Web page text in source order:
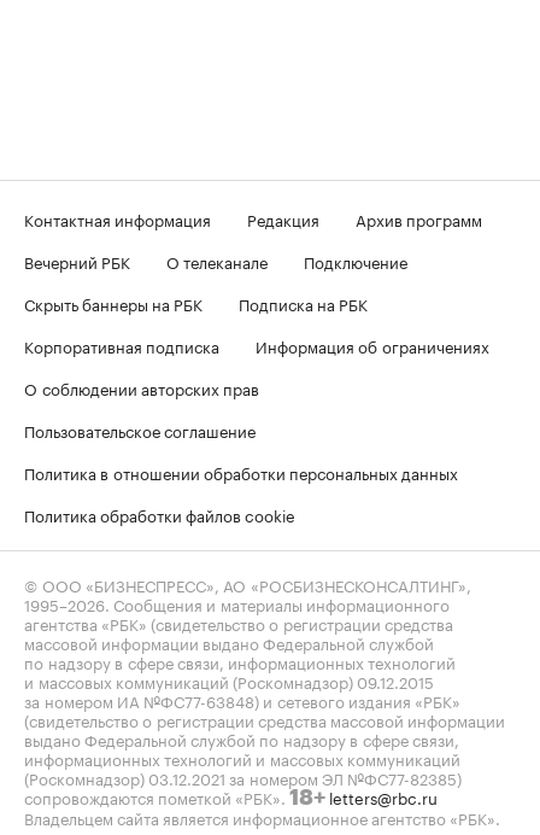
Контактная информация Редакция
Архив программ
Вечерний РБК
О телеканале
Подключение
Скрыть баннеры на РБК
Подписка на РБК
Корпоративная подписка
Информация об ограничениях
О соблюдении авторских прав
Пользовательское соглашение
Политика в отношении обработки персональных данных
Политика обработки файлов cookie
© ООО «БИЗНЕСПРЕСС», АО «РОСБИЗНЕСКОНСАЛТИНГ»,
1995–2026 . Сообщения и материалы информационного
агентства «РБК» (свидетельство о регистрации средства
массовой информации выдано Федеральной службой
по надзору в сфере связи, информационных технологий
и массовых коммуникаций (Роскомнадзор) 09.12.2015
за номером ИА №ФС77-63848) и сетевого издания «РБК»
(свидетельство о регистрации средства массовой информации
выдано Федеральной службой по надзору в сфере связи,
информационных технологий и массовых коммуникаций
(Роскомнадзор) 03.12.2021 за номером ЭЛ №ФС77-82385)
сопровождаются пометкой «РБК». 18+ letters@rbc.ru
Владельцем сайта является информационное агентство «РБК».